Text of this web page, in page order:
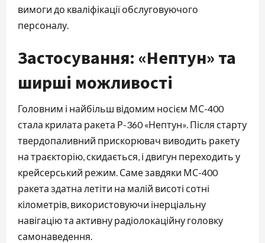
вимоги до кваліфікації обслуговуючого
персоналу.
Застосування: «Нептун» та
ширші можливості
Головним і найбільш відомим носієм МС-400
стала крилата ракета Р-360 «Нептун». Після старту
твердопаливний прискорювач виводить ракету
на траєкторію, скидається, і двигун переходить у
крейсерський режим. Саме завдяки МС-400
ракета здатна летіти на малій висоті сотні
кілометрів, використовуючи інерціальну
навігацію та активну радіолокаційну головку
самонаведення.